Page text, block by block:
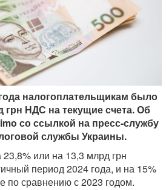
налогоплательщикам было
НДС на текущие счета. Об
со ссылкой на пресс-службу
службы Украины.
23,8% или на 13,3 млрд грн
период 2024 года, и на 15%
по сравнению с 2023 годом.